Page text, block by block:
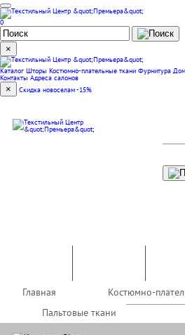
0
×
Каталог Шторы Костюмно-плательные ткани Фурнитура
Контакты Адреса салонов
× Скидка новоселам -15%
Работы Оптом
Главная Костюмно-
Пальтовые ткани